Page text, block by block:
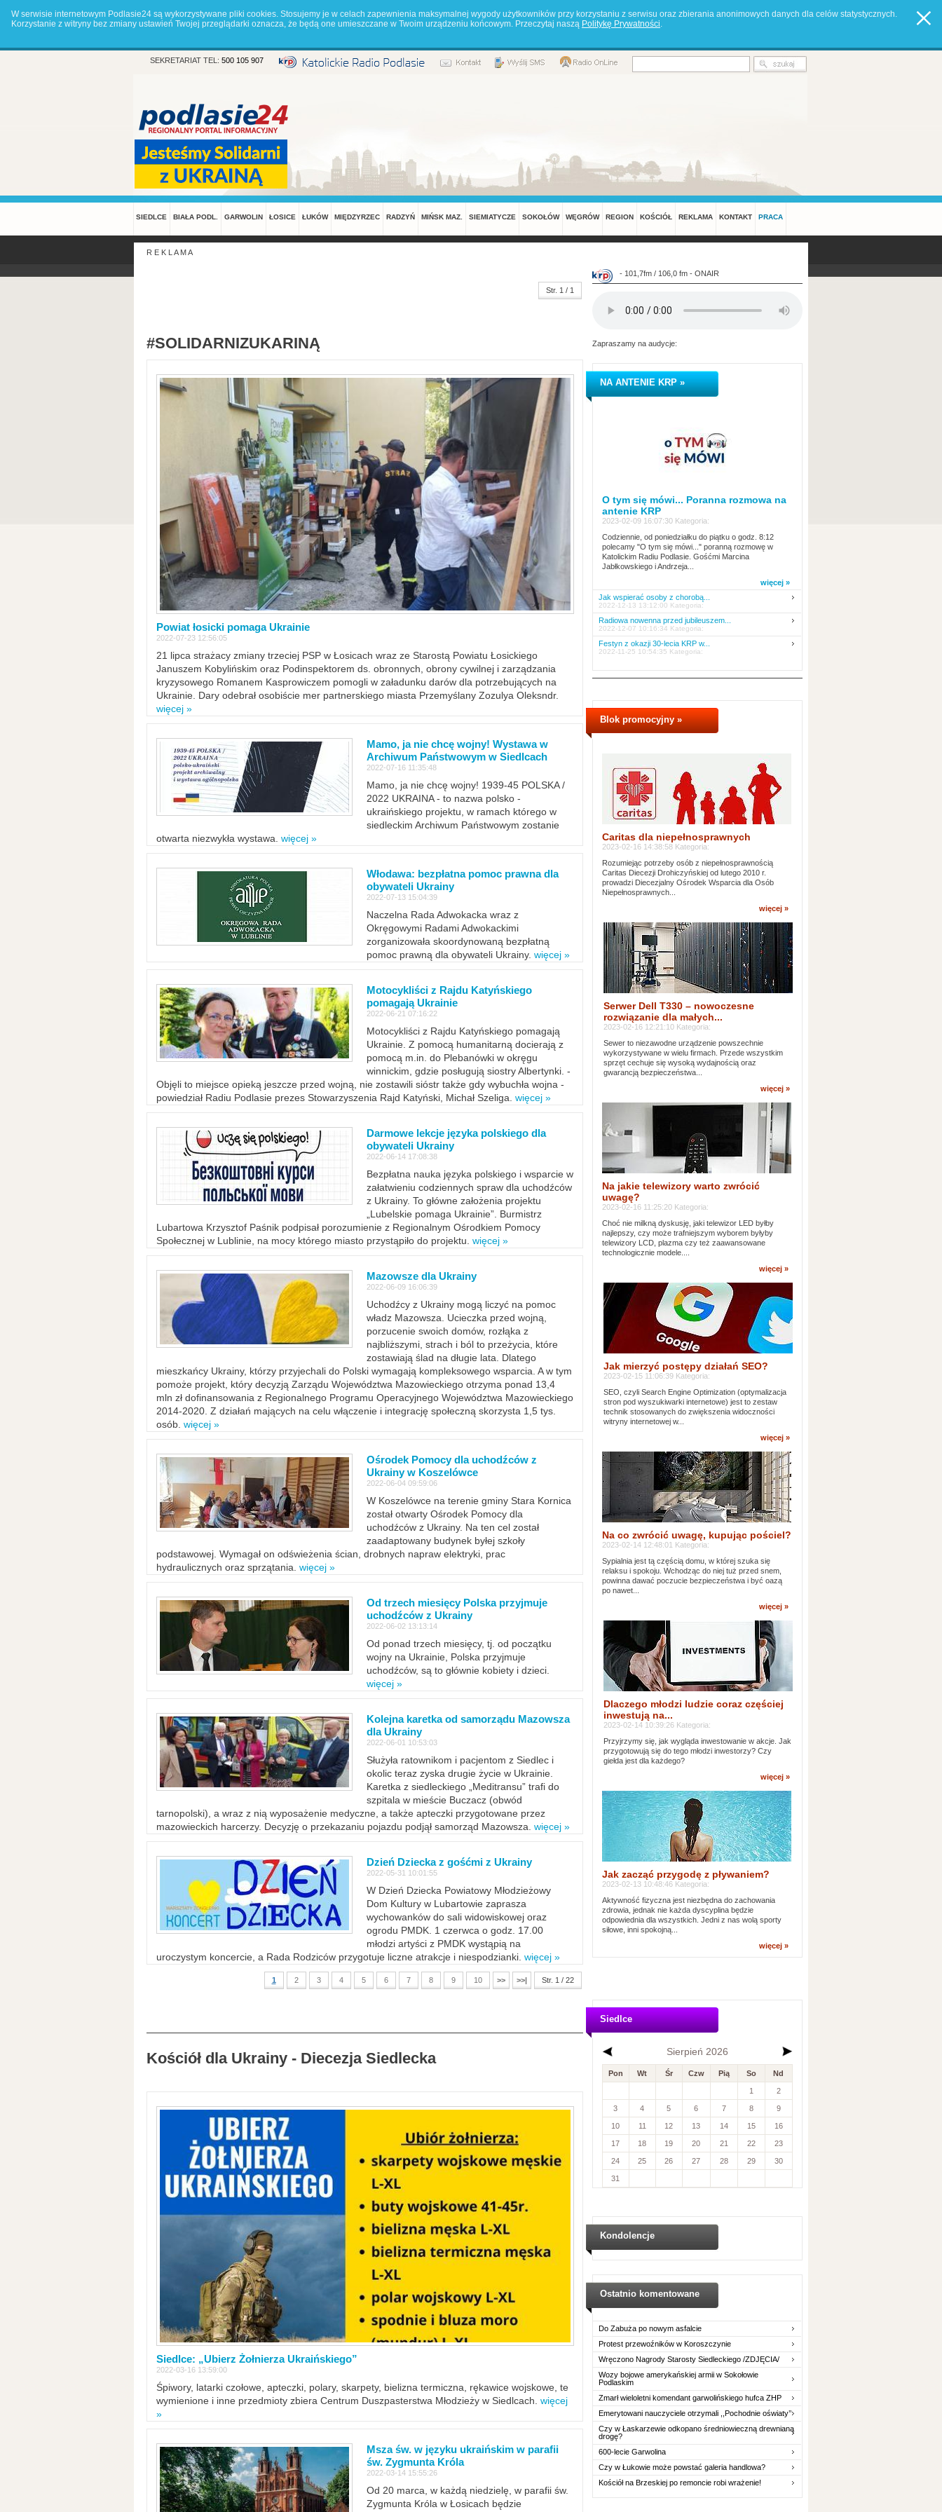
W serwisie internetowym Podlasie24 są wykorzystywane pliki cookies. Stosujemy je w celach zapewnienia maksymalnej wygody użytkowników przy korzystaniu z serwisu oraz zbierania anonimowych danych dla celów statystycznych.
Korzystanie z witryny bez zmiany ustawień Twojej przeglądarki oznacza, że będą one umieszczane w Twoim urządzeniu końcowym. Przeczytaj naszą Politykę Prywatności.
SEKRETARIAT TEL: 500 105 907
SIEDLCE BIAŁA PODL. GARWOLIN ŁOSICE ŁUKÓW MIĘDZYRZEC RADZYŃ MIŃSK MAZ. SIEMIATYCZE SOKOŁÓW WĘGRÓW REGION KOŚCIÓŁ REKLAMA KONTAKT PRACA
R E K L A M A
Str. 1 / 1
#SOLIDARNIZUKARINĄ
Powiat łosicki pomaga Ukrainie
2022-07-23 12:56:05
21 lipca strażacy zmiany trzeciej PSP w Łosicach wraz ze Starostą Powiatu Łosickiego
Januszem Kobylińskim oraz Podinspektorem ds. obronnych, obrony cywilnej i zarządzania
kryzysowego Romanem Kasprowiczem pomogli w załadunku darów dla potrzebujących na
Ukrainie. Dary odebrał osobiście mer partnerskiego miasta Przemyślany Zozulya Oleksndr.
więcej »
Mamo, ja nie chcę wojny! Wystawa w
Archiwum Państwowym w Siedlcach
2022-07-16 11:35:48
Mamo, ja nie chcę wojny! 1939-45 POLSKA /
2022 UKRAINA - to nazwa polsko -
ukraińskiego projektu, w ramach którego w
siedleckim Archiwum Państwowym zostanie
otwarta niezwykła wystawa. więcej »
Włodawa: bezpłatna pomoc prawna dla
obywateli Ukrainy
2022-07-13 15:04:39
Naczelna Rada Adwokacka wraz z
Okręgowymi Radami Adwokackimi
zorganizowała skoordynowaną bezpłatną
pomoc prawną dla obywateli Ukrainy. więcej »
Motocykliści z Rajdu Katyńskiego
pomagają Ukrainie
2022-06-21 07:16:22
Motocykliści z Rajdu Katyńskiego pomagają
Ukrainie. Z pomocą humanitarną docierają z
pomocą m.in. do Plebanówki w okręgu
winnickim, gdzie posługują siostry Albertynki. -
Objęli to miejsce opieką jeszcze przed wojną, nie zostawili sióstr także gdy wybuchła wojna -
powiedział Radiu Podlasie prezes Stowarzyszenia Rajd Katyński, Michał Szeliga. więcej »
Darmowe lekcje języka polskiego dla
obywateli Ukrainy
2022-06-14 17:08:38
Bezpłatna nauka języka polskiego i wsparcie w
załatwieniu codziennych spraw dla uchodźców
z Ukrainy. To główne założenia projektu
„Lubelskie pomaga Ukrainie”. Burmistrz
Lubartowa Krzysztof Paśnik podpisał porozumienie z Regionalnym Ośrodkiem Pomocy
Społecznej w Lublinie, na mocy którego miasto przystąpiło do projektu. więcej »
Mazowsze dla Ukrainy
2022-06-09 16:06:39
Uchodźcy z Ukrainy mogą liczyć na pomoc
władz Mazowsza. Ucieczka przed wojną,
porzucenie swoich domów, rozłąka z
najbliższymi, strach i ból to przeżycia, które
zostawiają ślad na długie lata. Dlatego
mieszkańcy Ukrainy, którzy przyjechali do Polski wymagają kompleksowego wsparcia. A w tym
pomoże projekt, który decyzją Zarządu Województwa Mazowieckiego otrzyma ponad 13,4
mln zł dofinansowania z Regionalnego Programu Operacyjnego Województwa Mazowieckiego
2014-2020. Z działań mających na celu włączenie i integrację społeczną skorzysta 1,5 tys.
osób. więcej »
Ośrodek Pomocy dla uchodźców z
Ukrainy w Koszelówce
2022-06-04 09:59:06
W Koszelówce na terenie gminy Stara Kornica
został otwarty Ośrodek Pomocy dla
uchodźców z Ukrainy. Na ten cel został
zaadaptowany budynek byłej szkoły
podstawowej. Wymagał on odświeżenia ścian, drobnych napraw elektryki, prac
hydraulicznych oraz sprzątania. więcej »
Od trzech miesięcy Polska przyjmuje
uchodźców z Ukrainy
2022-06-02 13:13:14
Od ponad trzech miesięcy, tj. od początku
wojny na Ukrainie, Polska przyjmuje
uchodźców, są to głównie kobiety i dzieci.
więcej »
Kolejna karetka od samorządu Mazowsza
dla Ukrainy
2022-06-01 10:53:03
Służyła ratownikom i pacjentom z Siedlec i
okolic teraz zyska drugie życie w Ukrainie.
Karetka z siedleckiego „Meditransu” trafi do
szpitala w mieście Buczacz (obwód
tarnopolski), a wraz z nią wyposażenie medyczne, a także apteczki przygotowane przez
mazowieckich harcerzy. Decyzję o przekazaniu pojazdu podjął samorząd Mazowsza. więcej »
Dzień Dziecka z gośćmi z Ukrainy
2022-05-31 10:01:55
W Dzień Dziecka Powiatowy Młodzieżowy
Dom Kultury w Lubartowie zaprasza
wychowanków do sali widowiskowej oraz
ogrodu PMDK. 1 czerwca o godz. 17.00
młodzi artyści z PMDK wystąpią na
uroczystym koncercie, a Rada Rodziców przygotuje liczne atrakcje i niespodzianki. więcej »
1 2 3 4 5 6 7 8 9 10 >> >>| Str. 1 / 22
Kościół dla Ukrainy - Diecezja Siedlecka
Siedlce: „Ubierz Żołnierza Ukraińskiego”
2022-03-16 13:59:00
Śpiwory, latarki czołowe, apteczki, polary, skarpety, bielizna termiczna, rękawice wojskowe, te
wymienione i inne przedmioty zbiera Centrum Duszpasterstwa Młodzieży w Siedlcach. więcej
»
Msza św. w języku ukraińskim w parafii
św. Zygmunta Króla
2022-03-14 15:55:26
Od 20 marca, w każdą niedzielę, w parafii św.
Zygmunta Króla w Łosicach będzie
- 101,7fm / 106,0 fm - ONAIR
Zapraszamy na audycje:
NA ANTENIE KRP »
O tym się mówi... Poranna rozmowa na
antenie KRP
2023-02-09 16:07:30 Kategoria:
Codziennie, od poniedziałku do piątku o godz. 8:12
polecamy "O tym się mówi..." poranną rozmowę w
Katolickim Radiu Podlasie. Gośćmi Marcina
Jabłkowskiego i Andrzeja...
więcej »
Jak wspierać osoby z chorobą...
2022-12-13 13:12:00 Kategoria:
Radiowa nowenna przed jubileuszem...
2022-12-07 10:16:34 Kategoria:
Festyn z okazji 30-lecia KRP w...
2022-11-25 10:54:35 Kategoria:
Blok promocyjny »
Caritas dla niepełnosprawnych
2023-02-16 14:38:58 Kategoria:
Rozumiejąc potrzeby osób z niepełnosprawnością
Caritas Diecezji Drohiczyńskiej od lutego 2010 r.
prowadzi Diecezjalny Ośrodek Wsparcia dla Osób
Niepełnosprawnych...
więcej »
Serwer Dell T330 – nowoczesne
rozwiązanie dla małych...
2023-02-16 12:21:10 Kategoria:
Sewer to niezawodne urządzenie powszechnie
wykorzystywane w wielu firmach. Przede wszystkim
sprzęt cechuje się wysoką wydajnością oraz
gwarancją bezpieczeństwa...
więcej »
Na jakie telewizory warto zwrócić
uwagę?
2023-02-16 11:25:20 Kategoria:
Choć nie milkną dyskusję, jaki telewizor LED byłby
najlepszy, czy może trafniejszym wyborem byłyby
telewizory LCD, plazma czy też zaawansowane
technologicznie modele....
więcej »
Jak mierzyć postępy działań SEO?
2023-02-15 11:06:39 Kategoria:
SEO, czyli Search Engine Optimization (optymalizacja
stron pod wyszukiwarki internetowe) jest to zestaw
technik stosowanych do zwiększenia widoczności
witryny internetowej w...
więcej »
Na co zwrócić uwagę, kupując pościel?
2023-02-14 12:48:01 Kategoria:
Sypialnia jest tą częścią domu, w której szuka się
relaksu i spokoju. Wchodząc do niej tuż przed snem,
powinna dawać poczucie bezpieczeństwa i być oazą
po nawet...
więcej »
Dlaczego młodzi ludzie coraz częściej
inwestują na...
2023-02-14 10:39:26 Kategoria:
Przyjrzymy się, jak wygląda inwestowanie w akcje. Jak
przygotowują się do tego młodzi inwestorzy? Czy
giełda jest dla każdego?
więcej »
Jak zacząć przygodę z pływaniem?
2023-02-13 10:48:46 Kategoria:
Aktywność fizyczna jest niezbędna do zachowania
zdrowia, jednak nie każda dyscyplina będzie
odpowiednia dla wszystkich. Jedni z nas wolą sporty
siłowe, inni spokojną...
więcej »
Siedlce
Sierpień 2026
Pon Wt Śr Czw Pią So Nd
1 2
3 4 5 6 7 8 9
10 11 12 13 14 15 16
17 18 19 20 21 22 23
24 25 26 27 28 29 30
31
Kondolencje
Ostatnio komentowane
Do Zabuża po nowym asfalcie
Protest przewoźników w Koroszczynie
Wręczono Nagrody Starosty Siedleckiego /ZDJĘCIA/
Wozy bojowe amerykańskiej armii w Sokołowie
Podlaskim
Zmarł wieloletni komendant garwolińskiego hufca ZHP
Emerytowani nauczyciele otrzymali ,,Pochodnie oświaty’’
Czy w Łaskarzewie odkopano średniowieczną drewnianą
drogę?
600-lecie Garwolina
Czy w Łukowie może powstać galeria handlowa?
Kościół na Brzeskiej po remoncie robi wrażenie!